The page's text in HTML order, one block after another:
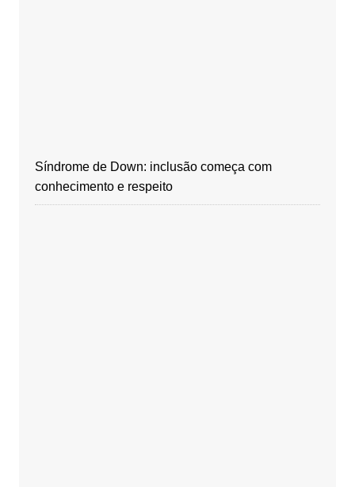
Síndrome de Down: inclusão começa com
conhecimento e respeito